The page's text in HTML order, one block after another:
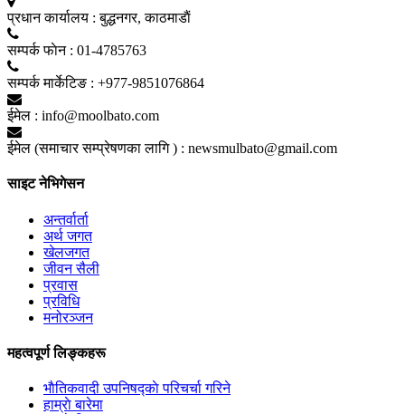
प्रधान कार्यालय : बुद्धनगर, काठमाडाैं
सम्पर्क फाेन : 01-4785763
सम्पर्क मार्केटिङ : +977-9851076864
ईमेल : info@moolbato.com
ईमेल (समाचार सम्प्रेषणका लागि ) : newsmulbato@gmail.com
साइट नेभिगेसन
अन्तर्वार्ता
अर्थ जगत
खेलजगत
जीवन सैली
प्रवास
प्रविधि
मनोरञ्जन
महत्वपूर्ण लिङ्कहरू
भाैतिकवादी उपनिषद्काे परिचर्चा गरिने
हाम्राे बारेमा